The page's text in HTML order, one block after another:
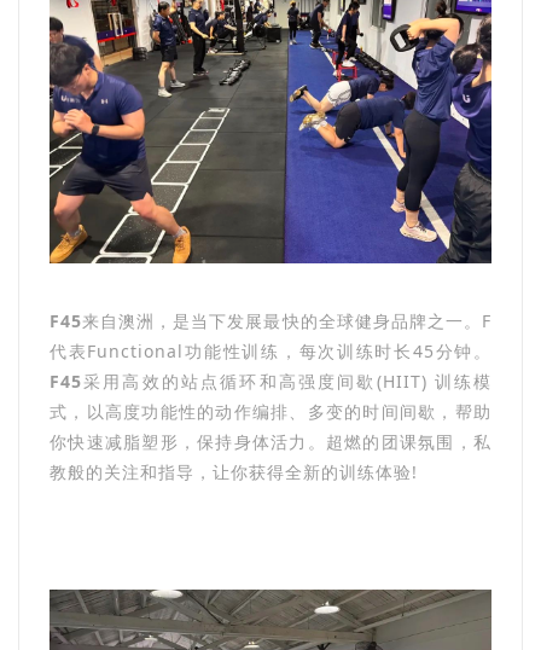
F45来自澳洲，是当下发展最快的全球健身品牌之一。F
代表Functional功能性训练，每次训练时长45分钟。
F45采用高效的站点循环和高强度间歇(HIIT) 训练模
式，以高度功能性的动作编排、多变的时间间歇，帮助
你快速减脂塑形，保持身体活力。超燃的团课氛围，私
教般的关注和指导，让你获得全新的训练体验!